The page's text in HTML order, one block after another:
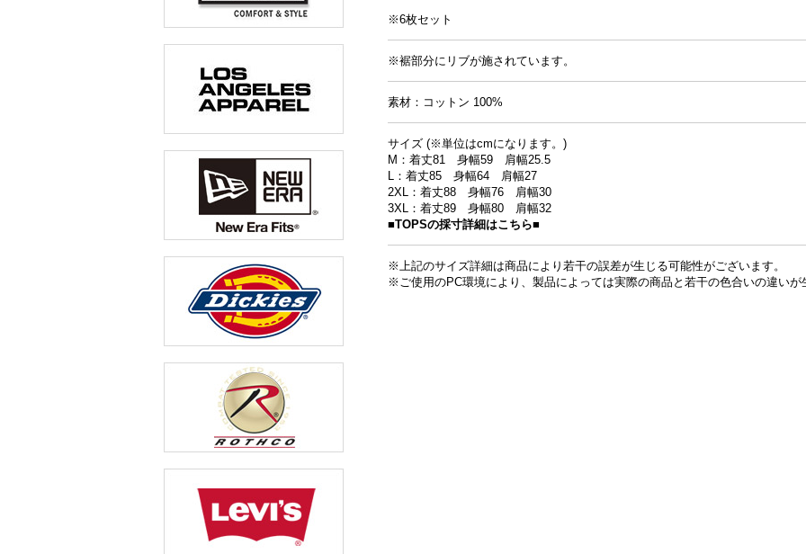
※6枚セット
※裾部分にリブが施されています。
素材：コットン 100%
サイズ (※単位はcmになります。)
M：着丈81 身幅59 肩幅25.5
L：着丈85 身幅64 肩幅27
2XL：着丈88 身幅76 肩幅30
3XL：着丈89 身幅80 肩幅32
■TOPSの採寸詳細はこちら■
※上記のサイズ詳細は商品により若干の誤差が生じる可能性がございます。
※ご使用のPC環境により、製品によっては実際の商品と若干の色合いの違いが